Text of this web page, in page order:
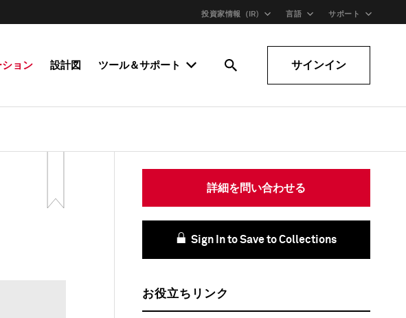
投資家情報（IR) 言語 サポート
ション 設計図 ツール＆サポート サインイン
詳細を問い合わせる
Sign In to Save to Collections
お役立ちリンク